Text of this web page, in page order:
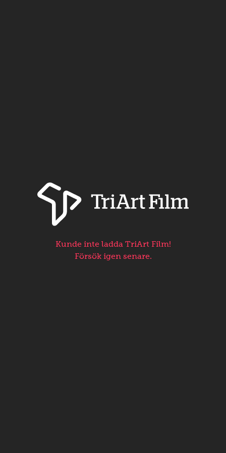
Kunde inte ladda TriArt Film!
Försök igen senare.